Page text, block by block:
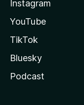
Instagram
YouTube
TikTok
Bluesky
Podcast